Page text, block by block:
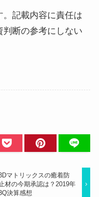
。記載内容に責任は
断の参考にしない
マトリックスの癒着防
止材の今期承認は？2019年
決算感想